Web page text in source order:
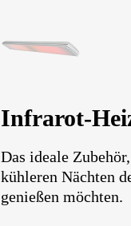
Infrarot-
Das ideale
kühleren Nächten
genießen möchten.